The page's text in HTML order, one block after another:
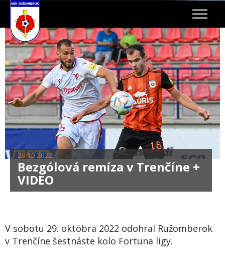
Toggle
29.10.2022
Bezgólová remíza v Trenčíne +
VIDEO
V sobotu 29. októbra 2022 odohral Ružomberok
v Trenčíne šestnáste kolo Fortuna ligy.